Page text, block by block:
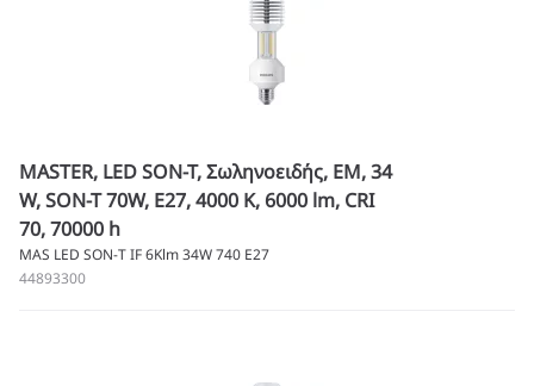
MASTER, LED SON-T, Σωληνοειδής, EM, 34
W, SON-T 70W, E27, 4000 K, 6000 lm, CRI
70, 70000 h
MAS LED SON-T IF 6Klm 34W 740 E27
44893300